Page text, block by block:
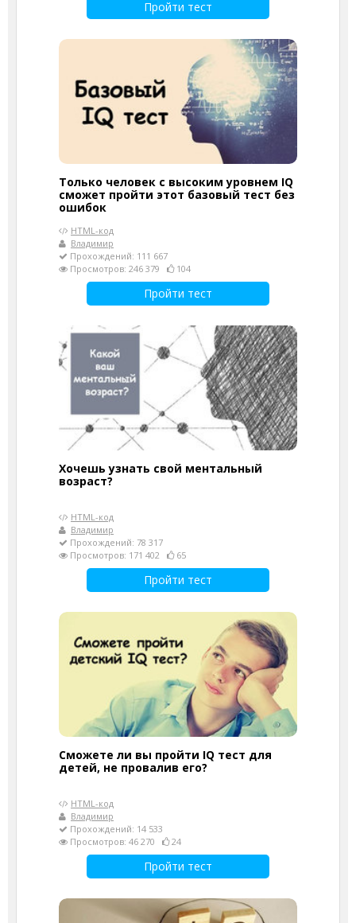
Пройти тест
Только человек с высоким уровнем IQ
сможет пройти этот базовый тест без
ошибок
HTML-код
Владимир
Прохождений: 111 667
Просмотров: 246 379
104
Пройти тест
Хочешь узнать свой ментальный
возраст?
HTML-код
Владимир
Прохождений: 78 317
Просмотров: 171 402
65
Пройти тест
Сможете ли вы пройти IQ тест для
детей, не провалив его?
HTML-код
Владимир
Прохождений: 14 533
Просмотров: 46 270
24
Пройти тест